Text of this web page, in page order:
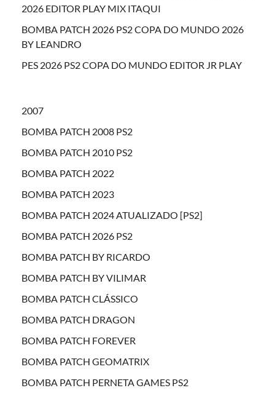
2026 EDITOR PLAY MIX ITAQUI
BOMBA PATCH 2026 PS2 COPA DO MUNDO 2026
BY LEANDRO
PES 2026 PS2 COPA DO MUNDO EDITOR JR PLAY
2007
BOMBA PATCH 2008 PS2
BOMBA PATCH 2010 PS2
BOMBA PATCH 2022
BOMBA PATCH 2023
BOMBA PATCH 2024 ATUALIZADO [PS2]
BOMBA PATCH 2026 PS2
BOMBA PATCH BY RICARDO
BOMBA PATCH BY VILIMAR
BOMBA PATCH CLÁSSICO
BOMBA PATCH DRAGON
BOMBA PATCH FOREVER
BOMBA PATCH GEOMATRIX
BOMBA PATCH PERNETA GAMES PS2